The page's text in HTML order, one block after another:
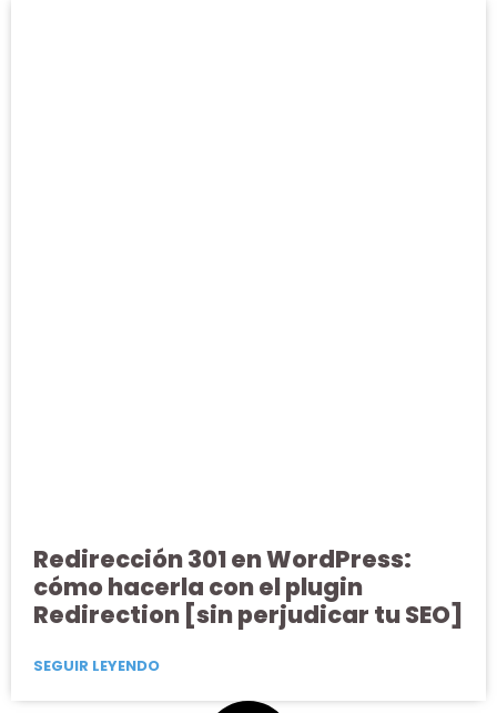
Redirección 301 en WordPress:
cómo hacerla con el plugin
Redirection [sin perjudicar tu SEO]
SEGUIR LEYENDO